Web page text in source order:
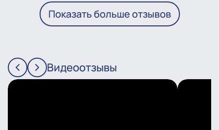
Показать больше отзывов
Видеоотзывы